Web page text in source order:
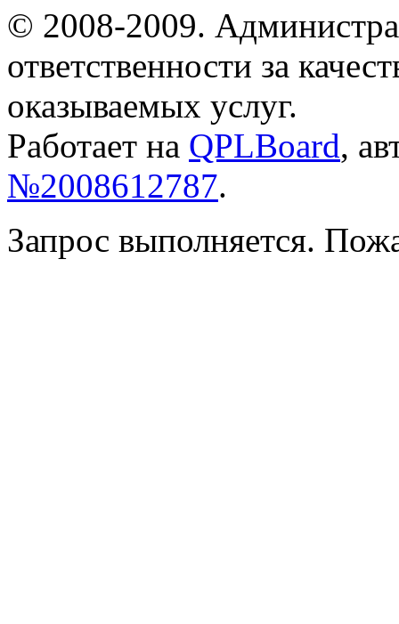
© 2008-2009.
ответственности за
оказываемых услуг.
Работает на QPLBoard,
№2008612787.
Запрос выполняется.